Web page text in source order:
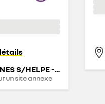
RENAULT AVESNES S/HELPE - GROUPE GGP
un site annexe